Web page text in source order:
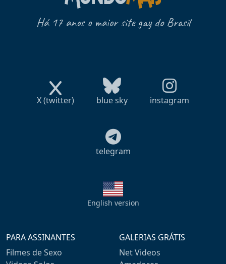
Há 17 anos o maior site gay do Brasil
X (twitter) blue sky instagram
telegram
English version
PARA ASSINANTES
Filmes de Sexo
GALERIAS GRÁTIS
Net Videos